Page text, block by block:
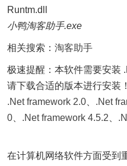
Runtm.dll
小鸭淘客助手.exe
相关搜索： 淘客助手
极速提醒：本软件需要安装
请下载合适的版本进行安装！
.Net framework 2.0
.Net
0
.Net framework 4.5.2
在计算机网络软件方面受到